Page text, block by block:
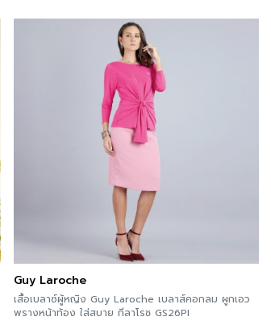
Guy Laroche
เสื้อเบลาซ์ผู้หญิง Guy Laroche เบลาส์คอกลม ผูกเอว
พรางหน้าท้อง ใส่สบาย กีลาโรช GS26PI